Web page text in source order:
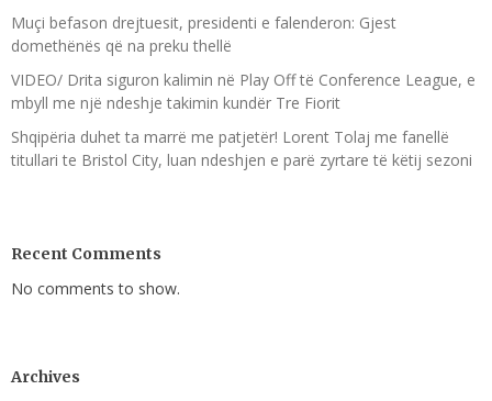
Muçi befason drejtuesit, presidenti e falenderon: Gjest
domethënës që na preku thellë
VIDEO/ Drita siguron kalimin në Play Off të Conference League, e
mbyll me një ndeshje takimin kundër Tre Fiorit
Shqipëria duhet ta marrë me patjetër! Lorent Tolaj me fanellë
titullari te Bristol City, luan ndeshjen e parë zyrtare të këtij sezoni
Recent Comments
No comments to show.
Archives